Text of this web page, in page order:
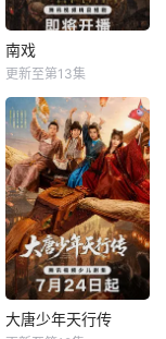
南戏
更新至第13集
大唐少年天行传